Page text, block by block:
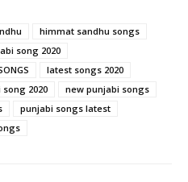
himmat sandhu songs
song 2020
latest songs 2020
2020
new punjabi songs
punjabi songs latest